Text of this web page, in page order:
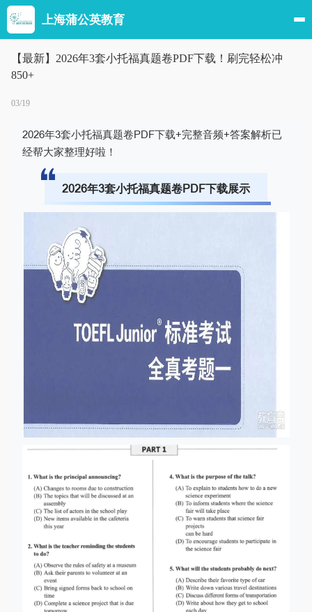
上海蒲公英教育
【最新】2026年3套小托福真题卷PDF下载！刷完轻松冲
850+
03/19
2026年3套小托福真题卷PDF下载+完整音频+答案解析已
经帮大家整理好啦！
2026年3套小托福真题卷PDF下载展示